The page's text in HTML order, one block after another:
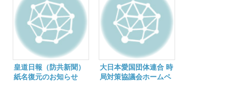
皇道日報（防共新聞）
紙名復元のお知らせ
大日本愛国団体連合 時
局対策協議会ホームペ